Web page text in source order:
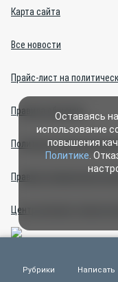
Карта сайта
Все новости
Прайс-лист на
Правила общения
Политика
Правила применения
Центр интернет-проектов
Рубрики Написать
Оставаясь
использование
повышения
Политике .